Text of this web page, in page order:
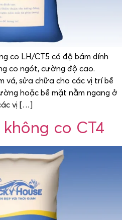
co LH/CT5 có độ bám dính
co ngót, cường độ cao.
vá, sửa chữa cho các vị trí bề
hoặc bề mặt nằm ngang ở
vị […]
co CT4